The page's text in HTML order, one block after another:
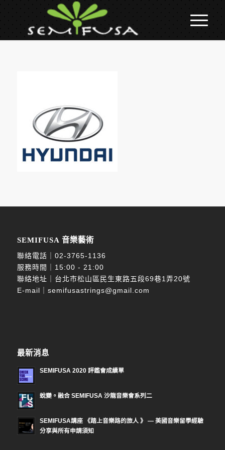
SEMIFUSA 音樂藝術
聯絡電話｜ 02-3765-1136
服務時間｜15:00 - 21:00
聯絡地址｜台北市松山區民生東路五段69巷1弄20號
E-mail｜ semifusastrings@gmail.com
最新消息
SEMIFUSA 2020 評鑑會成績單
蛻變。融合 SEMIFUSA 沙龍音樂會系列二
SEMIFUSA講座 《踏上音樂路的旅人 》 — 美國音樂留學經驗
分享與所有申請須知